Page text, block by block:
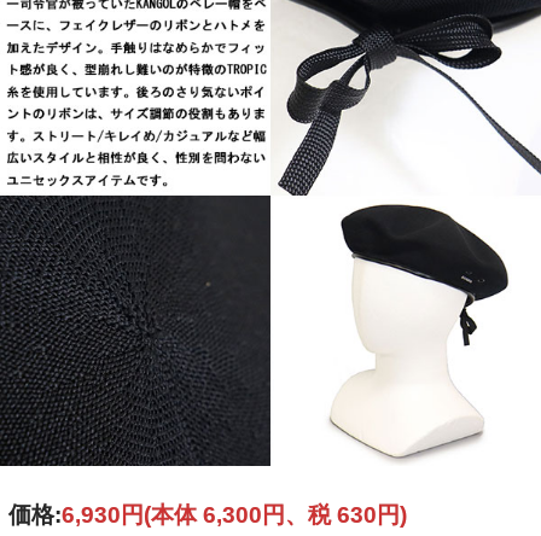
価格:6,930円(本体 6,300円、税 630円)